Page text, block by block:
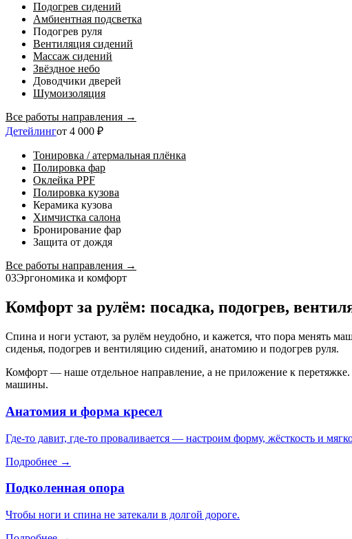
Подогрев сидений
Амбиентная подсветка
Подогрев руля
Вентиляция сидений
Массаж сидений
Звёздное небо
Доводчики дверей
Шумоизоляция
Все работы направления →
Детейлингот 4 000 ₽
Тонировка / атермальная плёнка
Полировка фар
Оклейка PPF
Полировка кузова
Керамика кузова
Химчистка салона
Бронирование фар
Защита от дождя
Все работы направления →
03Эргономика и комфорт
Комфорт за рулём: посадка, подогрев,
Спина и ноги устают, за рулём неудобно, и кажется, что пора менять
сиденья, подогрев и вентиляцию сидений, анатомию и подогрев руля.
Комфорт — наше отдельное направление, а не приложение к перетяжке.
машины.
Анатомия и форма кресел
Где-то давит, где-то проваливается — настроим форму, жёсткость и
Подробнее →
Подколенная опора
Чтобы ноги и спина не затекали в долгой дороге.